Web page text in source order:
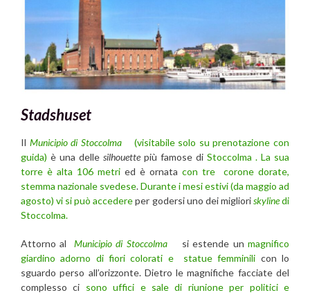
Stadshuset
Il Municipio di Stoccolma
(visitabile solo su prenotazione con
guida) è una delle silhouette più famose di Stoccolma . La sua
torre è alta 106 metri ed è ornata con tre corone dorate,
stemma nazionale svedese.Durante i mesi estivi (da maggio ad
agosto) vi si può accedereper godersi uno dei miglioriskylinedi
Stoccolma.
Attorno al Municipio di Stoccolma si estende unmagnifico
giardino adorno di fiori colorati e statue femminili con lo
sguardo perso all’orizzonte. Dietro le magnifiche facciate del
complesso ci sono uffici e sale di riunione per politici e